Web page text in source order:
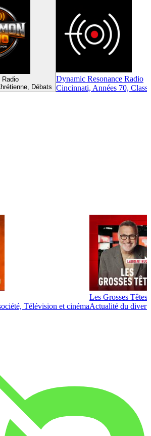
Radio
Débats
Dynamic Resonance Radio
Cincinnati, Années 70,
Télévision et cinéma
Les Grosses Têtes
Actualité du